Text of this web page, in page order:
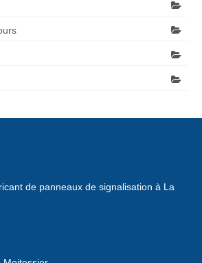
de panneaux de signalisation à La